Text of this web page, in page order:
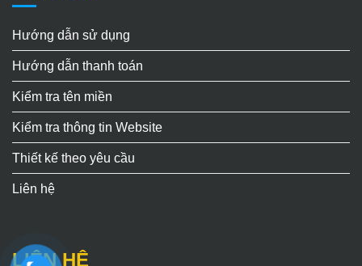
Hướng dẫn sử dụng
Hướng dẫn thanh toán
Kiểm tra tên miền
Kiểm tra thông tin Website
Thiết kế theo yêu cầu
Liên hệ
LIÊN HỆ